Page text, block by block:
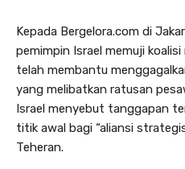
Kepada Bergelora.com di
pemimpin Israel memuji
telah membantu
yang melibatkan ratusan
Israel menyebut tanggapan
titik awal bagi “aliansi
Teheran.